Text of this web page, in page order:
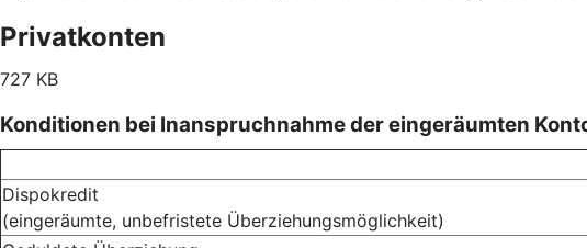
Privatkonten
727 KB
Konditionen bei Inanspruchnahme der eingeräumten
Dispokredit
(eingeräumte, unbefristete Überziehungsmöglichkeit)